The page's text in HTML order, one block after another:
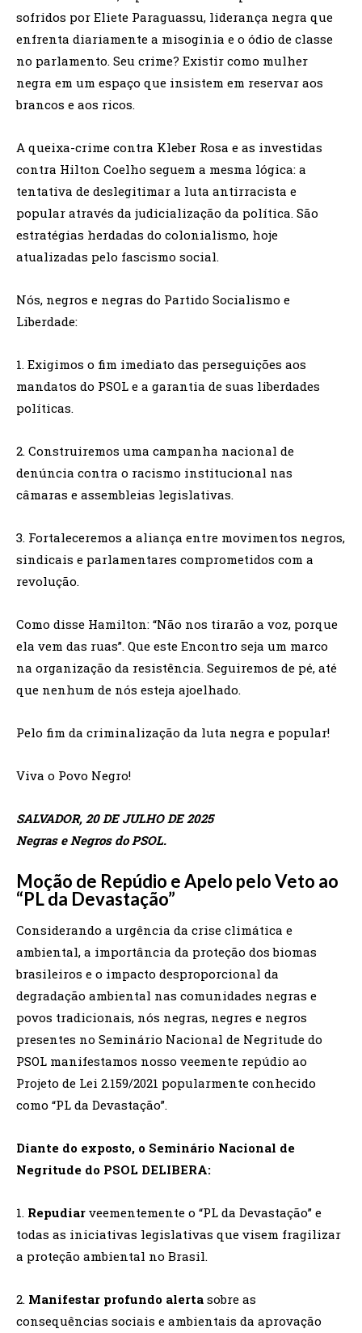
sofridos por Eliete Paraguassu, liderança negra que
enfrenta diariamente a misoginia e o ódio de classe
no parlamento. Seu crime? Existir como mulher
negra em um espaço que insistem em reservar aos
brancos e aos ricos.
A queixa-crime contra Kleber Rosa e as investidas
contra Hilton Coelho seguem a mesma lógica: a
tentativa de deslegitimar a luta antirracista e
popular através da judicialização da política. São
estratégias herdadas do colonialismo, hoje
atualizadas pelo fascismo social.
Nós, negros e negras do Partido Socialismo e
Liberdade:
1. Exigimos o fim imediato das perseguições aos
mandatos do PSOL e a garantia de suas liberdades
políticas.
2. Construiremos uma campanha nacional de
denúncia contra o racismo institucional nas
câmaras e assembleias legislativas.
3. Fortaleceremos a aliança entre movimentos negros,
sindicais e parlamentares comprometidos com a
revolução.
Como disse Hamilton: “Não nos tirarão a voz, porque
ela vem das ruas”. Que este Encontro seja um marco
na organização da resistência. Seguiremos de pé, até
que nenhum de nós esteja ajoelhado.
Pelo fim da criminalização da luta negra e popular!
Viva o Povo Negro!
SALVADOR, 20 DE JULHO DE 2025
Negras e Negros do PSOL.
Moção de Repúdio e Apelo pelo Veto ao
“PL da Devastação”
Considerando a urgência da crise climática e
ambiental, a importância da proteção dos biomas
brasileiros e o impacto desproporcional da
degradação ambiental nas comunidades negras e
povos tradicionais, nós negras, negres e negros
presentes no Seminário Nacional de Negritude do
PSOL manifestamos nosso veemente repúdio ao
Projeto de Lei 2.159/2021 popularmente conhecido
como “PL da Devastação”.
Diante do exposto, o Seminário Nacional de
Negritude do PSOL DELIBERA:
1. Repudiar veementemente o “PL da Devastação” e
todas as iniciativas legislativas que visem fragilizar
a proteção ambiental no Brasil.
2. Manifestar profundo alerta sobre as
consequências sociais e ambientais da aprovação